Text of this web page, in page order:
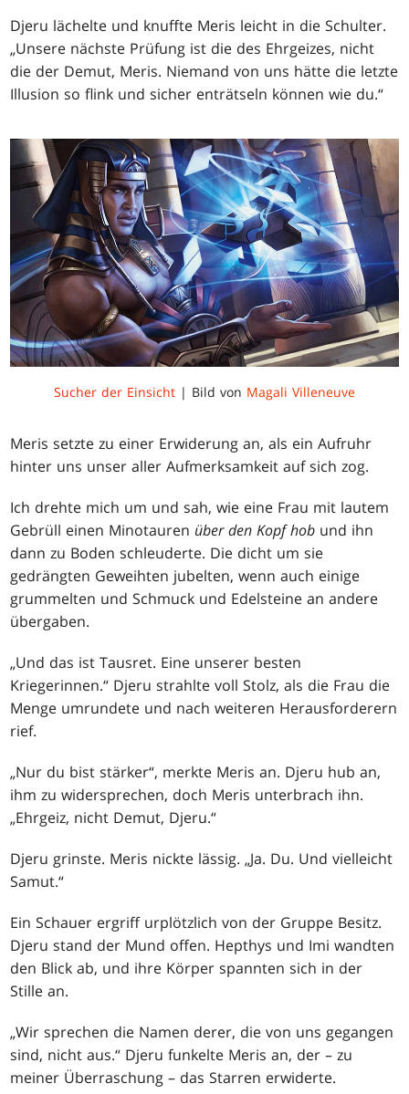
Djeru lächelte und knuffte Meris leicht in die Schulter.
„Unsere nächste Prüfung ist die des Ehrgeizes, nicht
die der Demut, Meris. Niemand von uns hätte die letzte
Illusion so flink und sicher enträtseln können wie du.“
Sucher der Einsicht | Bild von Magali Villeneuve
Meris setzte zu einer Erwiderung an, als ein Aufruhr
hinter uns unser aller Aufmerksamkeit auf sich zog.
Ich drehte mich um und sah, wie eine Frau mit lautem
Gebrüll einen Minotauren über den Kopf hob und ihn
dann zu Boden schleuderte. Die dicht um sie
gedrängten Geweihten jubelten, wenn auch einige
grummelten und Schmuck und Edelsteine an andere
übergaben.
„Und das ist Tausret. Eine unserer besten
Kriegerinnen.“ Djeru strahlte voll Stolz, als die Frau die
Menge umrundete und nach weiteren Herausforderern
rief.
„Nur du bist stärker“, merkte Meris an. Djeru hub an,
ihm zu widersprechen, doch Meris unterbrach ihn.
„Ehrgeiz, nicht Demut, Djeru.“
Djeru grinste. Meris nickte lässig. „Ja. Du. Und vielleicht
Samut.“
Ein Schauer ergriff urplötzlich von der Gruppe Besitz.
Djeru stand der Mund offen. Hepthys und Imi wandten
den Blick ab, und ihre Körper spannten sich in der
Stille an.
„Wir sprechen die Namen derer, die von uns gegangen
sind, nicht aus.“ Djeru funkelte Meris an, der – zu
meiner Überraschung – das Starren erwiderte.